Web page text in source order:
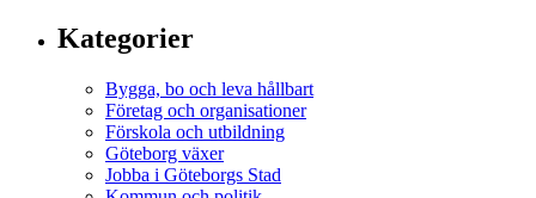
Kategorier
Bygga, bo och leva hållbart
Företag och organisationer
Förskola och utbildning
Göteborg växer
Jobba i Göteborgs Stad